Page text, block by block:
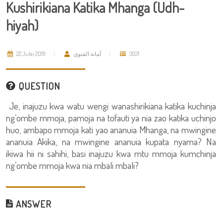
Kushirikiana Katika Mhanga (Udh-
hiyah)
22 Julai 2019 أمانة الفتوى 3021
QUESTION
Je, inajuzu kwa watu wengi wanashirikiana katika kuchinja
ng’ombe mmoja, pamoja na tofauti ya nia zao katika uchinjo
huo, ambapo mmoja kati yao ananuia Mhanga, na mwingine
ananuia Akika, na mwingine ananuia kupata nyama? Na
ikiwa hii ni sahihi, basi inajuzu kwa mtu mmoja kumchinja
ng’ombe mmoja kwa nia mbali mbali?
ANSWER